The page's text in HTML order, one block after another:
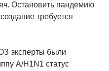
Остановить пандемию
требуется
эксперты были
А/H1N1 статус